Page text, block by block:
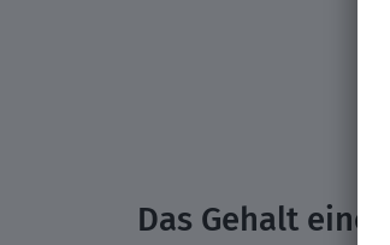
Das Gehalt